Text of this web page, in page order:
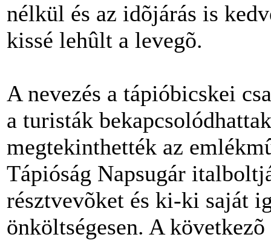
nélkül és az idõjárás is
kissé lehûlt a levegõ.
A nevezés a tápióbicskei
a turisták
megtekinthették az
Tápióság Napsugár
résztvevõket és ki-ki saját
önköltségesen. A